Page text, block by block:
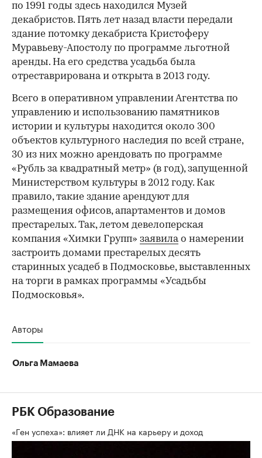
по 1991 годы здесь находился Музей
декабристов. Пять лет назад власти передали
здание потомку декабриста Кристоферу
Муравьеву-Апостолу по программе льготной
аренды. На его средства усадьба была
отреставрирована и открыта в 2013 году.
​Всего в оперативном управлении Агентства по
управлению и использованию памятников
истории и культуры находится около 300
объектов культурного наследия по всей стране,
30 из них можно арендовать по программе
«Рубль за квадратный метр» (в год), запущенной
Министерством культуры в 2012 году. Как
правило, такие здание арендуют для
размещения офисов, апартаментов и домов
престарелых. Так, летом девелоперская
компания «Химки Групп» заявилао намерении
застроить домами престарелых десять
старинных усадеб в Подмосковье, выставленных
на торги в рамках программы «Усадьбы
Подмосковья».
Авторы
Ольга Мамаева
РБК Образование
«Ген успеха»: влияет ли ДНК на карьеру и доход